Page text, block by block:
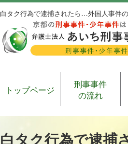
白タク行為で逮捕されたら…外国人事件
トップページ
刑事事件
の流れ
白タク行為で逮捕